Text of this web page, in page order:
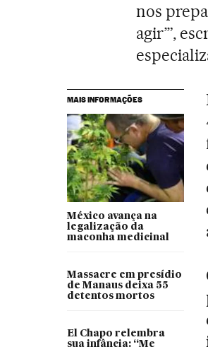
nos
agir’”,
MAIS INFORMAÇÕES
México avança na
legalização da
maconha medicinal
Massacre em presídio
de Manaus deixa 55
detentos mortos
El Chapo relembra
sua infância: “Me